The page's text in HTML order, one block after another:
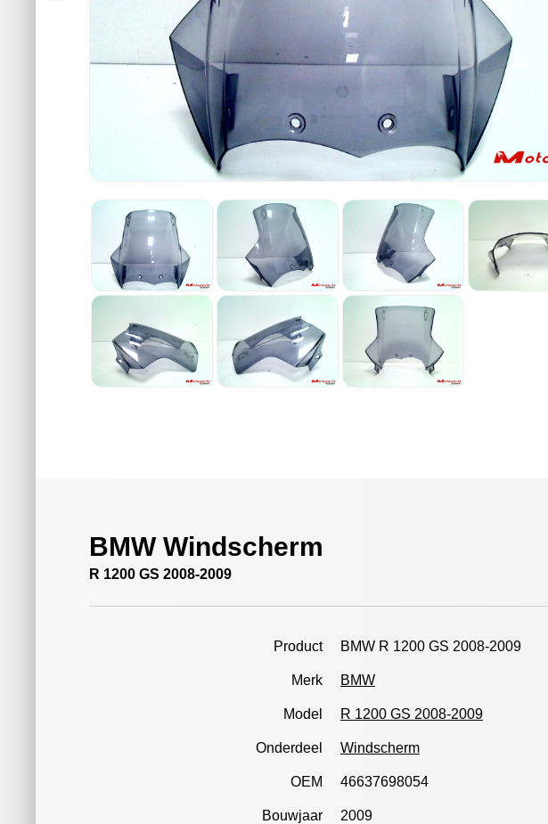
BMW Windscherm
R 1200 GS 2008-2009
Product BMW R 1200 GS 2008-2009
Merk BMW
Model R 1200 GS 2008-2009
Onderdeel Windscherm
OEM 46637698054
Bouwjaar 2009